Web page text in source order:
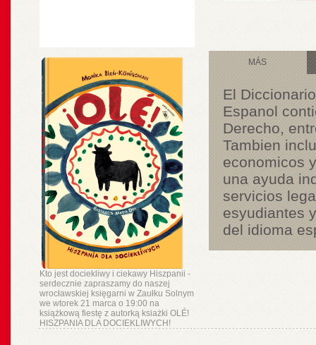
Kto jest dociekliwy i ciekawy Hiszpanii -
serdecznie zapraszamy do naszej
wrocławskiej księgarni w Zaułku Solnym
we wtorek 21 marca o 19:00 na
książkową fiestę z autorką ksiażki OLÉ!
HISZPANIA DLA DOCIEKLIWYCH!
MÁS
El
Espanol
Derecho,
Tambien
economicos
una ayuda
servicios
esyudiantes
del idioma